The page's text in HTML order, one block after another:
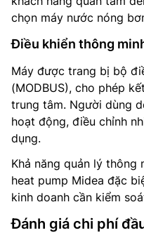
chọn máy nước nóng
Điều khiển thông
Máy được trang bị bộ
(MODBUS), cho phép
trung tâm. Người dùng
hoạt động, điều chỉnh
dụng.
Khả năng quản lý thông
heat pump Midea đặc
kinh doanh cần kiểm
Đánh giá chi phí